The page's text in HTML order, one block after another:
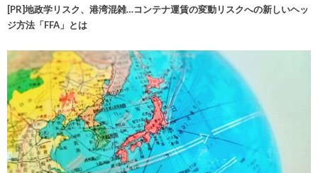
[PR]地政学リスク、港湾混雑…コンテナ運賃の変動リスクへの新しいヘッ
ジ方法「FFA」とは